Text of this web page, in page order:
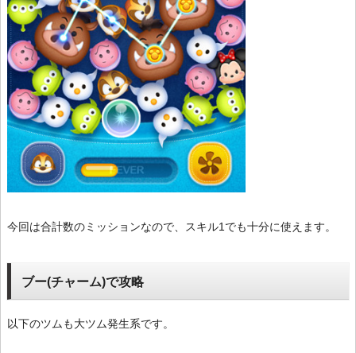
今回は合計数のミッションなので、スキル1でも十分に使えます。
ブー(チャーム)で攻略
以下のツムも大ツム発生系です。